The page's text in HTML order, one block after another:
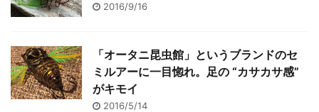
2016/9/16
「オータニ昆虫館」というブランドのセ
ミルアーに一目惚れ。足の “カサカサ感”
がキモイ
2016/5/14